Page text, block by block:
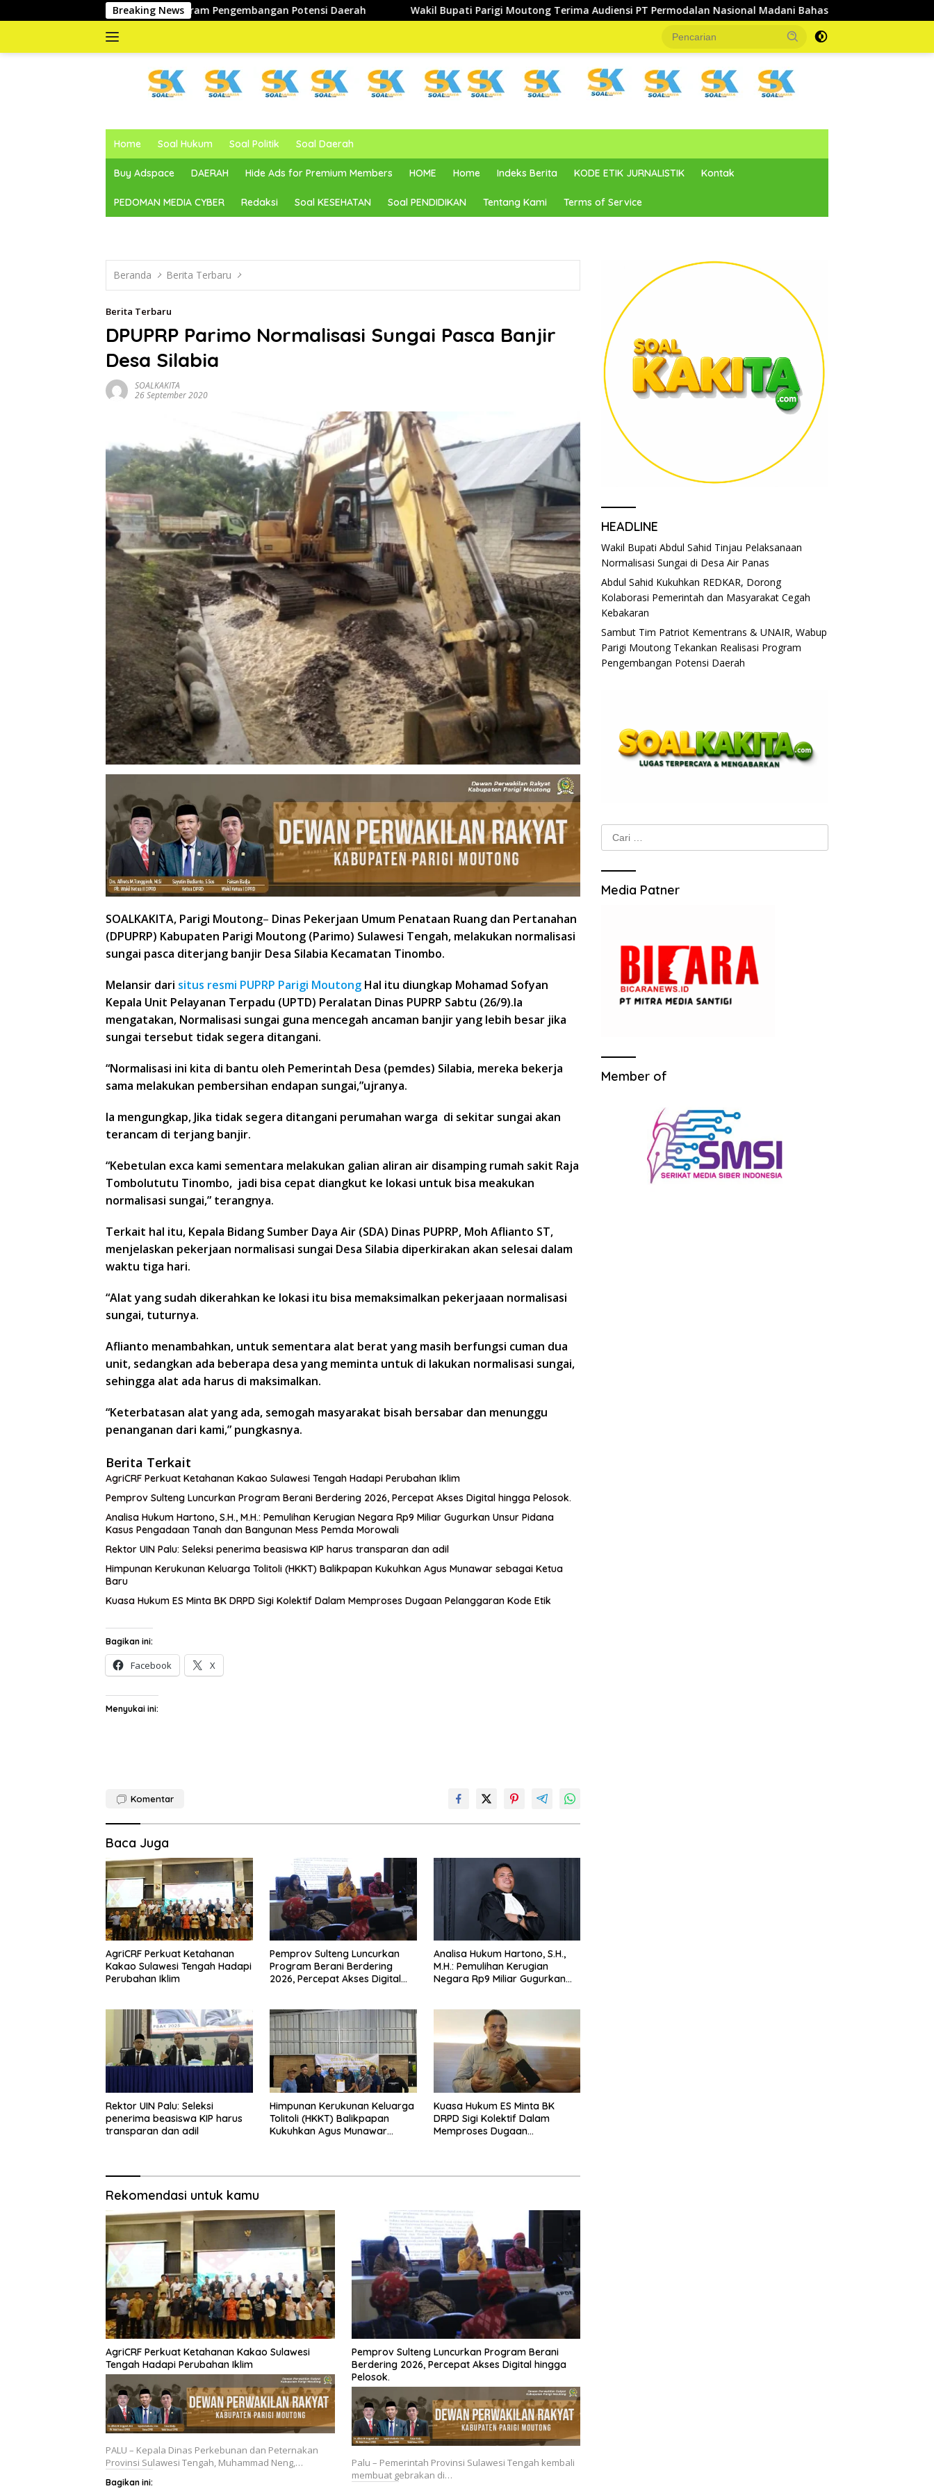
ke
Breaking News
Program Pengembangan Potensi Daerah Wakil Bupati Parigi Moutong Terima Audiensi PT Permodalan Nasional Madani Bahas Penguatan UMKM
dan
Home Soal Hukum Soal Politik Soal Daerah
Buy Adspace DAERAH Hide Ads for Premium Members HOME Home Indeks Berita KODE ETIK JURNALISTIK Kontak
PEDOMAN MEDIA CYBER Redaksi Soal KESEHATAN Soal PENDIDIKAN Tentang Kami Terms of Service
Beranda Berita Terbaru
Berita Terbaru
DPUPRP Parimo Normalisasi Sungai Pasca Banjir
Desa Silabia
SOALKAKITA
26 September 2020
SOALKAKITA, Parigi Moutong– Dinas Pekerjaan Umum Penataan Ruang dan Pertanahan
(DPUPRP) Kabupaten Parigi Moutong (Parimo) Sulawesi Tengah, melakukan normalisasi
sungai pasca diterjang banjir Desa Silabia Kecamatan Tinombo.
Melansir dari situs resmi PUPRP Parigi Moutong Hal itu diungkap Mohamad Sofyan
Kepala Unit Pelayanan Terpadu (UPTD) Peralatan Dinas PUPRP Sabtu (26/9).Ia
mengatakan, Normalisasi sungai guna mencegah ancaman banjir yang lebih besar jika
sungai tersebut tidak segera ditangani.
“Normalisasi ini kita di bantu oleh Pemerintah Desa (pemdes) Silabia, mereka bekerja
sama melakukan pembersihan endapan sungai,”ujranya.
Ia mengungkap, Jika tidak segera ditangani perumahan warga di sekitar sungai akan
terancam di terjang banjir.
“Kebetulan exca kami sementara melakukan galian aliran air disamping rumah sakit Raja
Tombolututu Tinombo, jadi bisa cepat diangkut ke lokasi untuk bisa meakukan
normalisasi sungai,” terangnya.
Terkait hal itu, Kepala Bidang Sumber Daya Air (SDA) Dinas PUPRP, Moh Aflianto ST,
menjelaskan pekerjaan normalisasi sungai Desa Silabia diperkirakan akan selesai dalam
waktu tiga hari.
“Alat yang sudah dikerahkan ke lokasi itu bisa memaksimalkan pekerjaaan normalisasi
sungai, tuturnya.
Aflianto menambahkan, untuk sementara alat berat yang masih berfungsi cuman dua
unit, sedangkan ada beberapa desa yang meminta untuk di lakukan normalisasi sungai,
sehingga alat ada harus di maksimalkan.
“Keterbatasan alat yang ada, semogah masyarakat bisah bersabar dan menunggu
penanganan dari kami,” pungkasnya.
Berita Terkait
AgriCRF Perkuat Ketahanan Kakao Sulawesi Tengah Hadapi Perubahan Iklim
Pemprov Sulteng Luncurkan Program Berani Berdering 2026, Percepat Akses Digital hingga Pelosok.
Analisa Hukum Hartono, S.H., M.H.: Pemulihan Kerugian Negara Rp9 Miliar Gugurkan Unsur Pidana
Kasus Pengadaan Tanah dan Bangunan Mess Pemda Morowali
Rektor UIN Palu: Seleksi penerima beasiswa KIP harus transparan dan adil
Himpunan Kerukunan Keluarga Tolitoli (HKKT) Balikpapan Kukuhkan Agus Munawar sebagai Ketua
Baru
Kuasa Hukum ES Minta BK DRPD Sigi Kolektif Dalam Memproses Dugaan Pelanggaran Kode Etik
Bagikan ini:
Facebook X
Menyukai ini:
Komentar
Baca Juga
AgriCRF Perkuat Ketahanan
Kakao Sulawesi Tengah Hadapi
Perubahan Iklim
Pemprov Sulteng Luncurkan
Program Berani Berdering
2026, Percepat Akses Digital
Analisa Hukum Hartono, S.H.,
M.H.: Pemulihan Kerugian
Negara Rp9 Miliar Gugurkan
Bangunan Mess Pemda
Rektor UIN Palu: Seleksi
penerima beasiswa KIP harus
transparan dan adil
Himpunan Kerukunan Keluarga
Tolitoli (HKKT) Balikpapan
Kukuhkan Agus Munawar
Kuasa Hukum ES Minta BK
DRPD Sigi Kolektif Dalam
Memproses Dugaan
Rekomendasi untuk kamu
AgriCRF Perkuat Ketahanan Kakao Sulawesi
Tengah Hadapi Perubahan Iklim
PALU – Kepala Dinas Perkebunan dan Peternakan
Provinsi Sulawesi Tengah, Muhammad Neng,…
Bagikan ini:
Pemprov Sulteng Luncurkan Program Berani
Berdering 2026, Percepat Akses Digital hingga
Pelosok.
Palu – Pemerintah Provinsi Sulawesi Tengah kembali
membuat gebrakan di…
HEADLINE
Wakil Bupati Abdul Sahid Tinjau Pelaksanaan
Normalisasi Sungai di Desa Air Panas
Abdul Sahid Kukuhkan REDKAR, Dorong
Kolaborasi Pemerintah dan Masyarakat Cegah
Kebakaran
Sambut Tim Patriot Kementrans & UNAIR, Wabup
Parigi Moutong Tekankan Realisasi Program
Pengembangan Potensi Daerah
Cari
untuk:
Media Patner
Member of